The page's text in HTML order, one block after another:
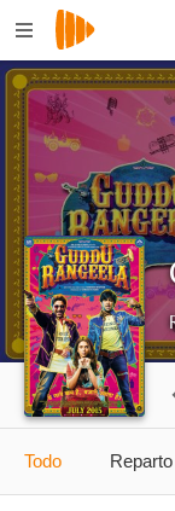
Todo Reparto